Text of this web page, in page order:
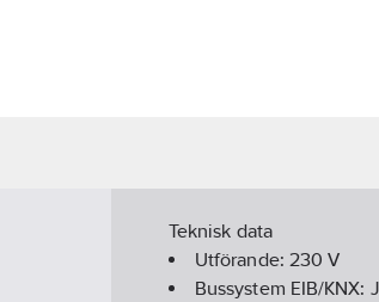
Teknisk data
Utförande: 230 V
Bussystem EIB/KNX: